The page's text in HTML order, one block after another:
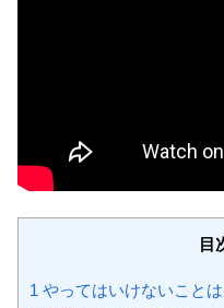
目
1 やってはいけないことは